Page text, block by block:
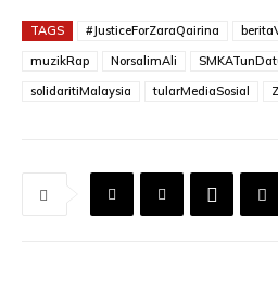
TAGS #JusticeForZaraQairina
muzikRap
NorsalimAli
solidaritiMalaysia
tularMediaSosial